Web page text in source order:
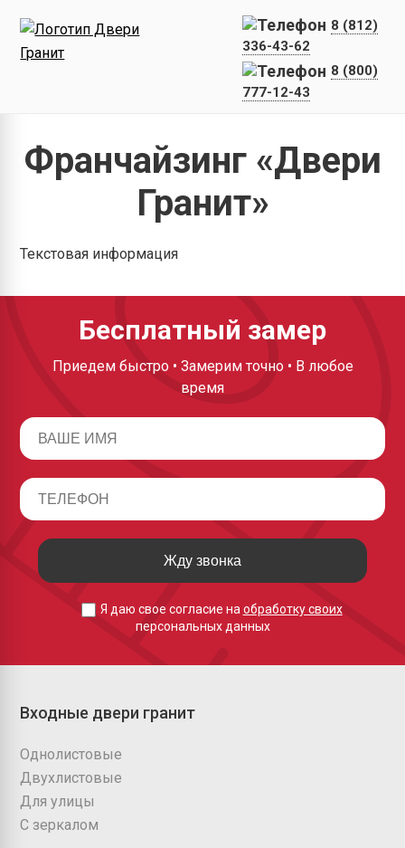
8 (812)
336-43-62
8 (800)
777-12-43
Франчайзинг «Двери
Гранит»
Текстовая информация
Бесплатный замер
Приедем быстро • Замерим точно • В любое
время
Жду звонка
Я даю свое согласие на обработку своих
персональных данных
Входные двери гранит
Однолистовые
Двухлистовые
Для улицы
С зеркалом